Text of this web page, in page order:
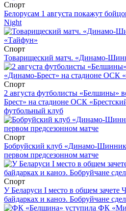
Спорт
Белорусам 1 августа покажут
Night
Спорт
Товарищеский матч. «Динамо-
Спорт
2 августа футболисты «Белшины»
Брест» на стадионе ОСК
футбольный клуб
Спорт
Бобруйский клуб «Динамо-
первом предсезонном матче
Спорт
У Беларуси I место в общем
байдарках и каноэ. Бобруйчане